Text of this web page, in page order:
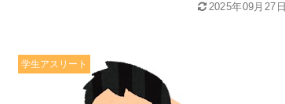
2025年09月27日
学生アスリート